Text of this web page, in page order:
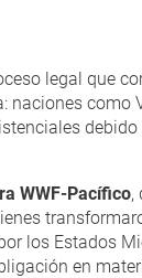
legal que
como
WWF-Pacífico,
los Estados
en